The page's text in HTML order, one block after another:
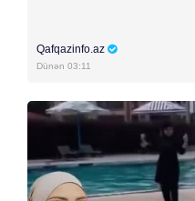
Qafqazinfo.az
Dünən 03:11